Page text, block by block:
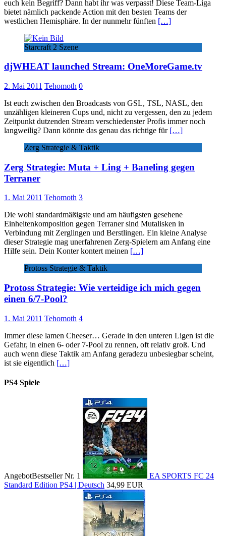
euch kein Begriff? Dann habt ihr was verpasst! Diese Team-Liga
bietet nämlich packende Action mit den besten Teams der
westlichen Hemisphäre. In der nunmehr fünften […]
Starcraft 2 Szene
djWHEAT launched Stream: OneMoreGame.tv
2. Mai 2011 Tehomoth 0
Ist euch zwischen den Broadcasts von GSL, TSL, NASL, den
unzähligen kleineren Cups und, nicht zu vergessen, den zu jedem
Zeitpunkt dutzenden Stream verschiedenster Profis immer noch
langweilig? Dann könnte das genau das richtige für […]
Zerg Strategie & Taktik
Zerg Strategie: Muta + Ling + Baneling gegen
Terraner
1. Mai 2011 Tehomoth 3
Die wohl standardmäßigste und am häufigsten gesehene
Einheitenkomposition gegen Terraner sind Mutalisken in
Verbindung mit Zerglingen und Berstlingen. Ein kleine Analyse
dieser Strategie mag unerfahrenen Zerg-Spielern am Anfang eine
Hilfe sein. Dein Konter kontert meinen […]
Protoss Strategie & Taktik
Protoss Strategie: Wie verteidige ich mich gegen
einen 6/7-Pool?
1. Mai 2011 Tehomoth 4
Immer diese lamen Cheeser… Gerade in den unteren Ligen ist die
Gefahr, in einen 6- oder 7-Pool zu rennen, oft relativ groß. Und
auch wenn diese Taktik am Anfang geradezu unbesiegbar scheint,
ist sie eigentlich […]
PS4 Spiele
AngebotBestseller Nr. 1
EA SPORTS FC 24
Standard Edition PS4 | Deutsch 34,99 EUR